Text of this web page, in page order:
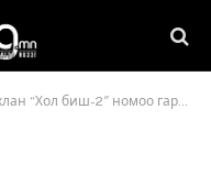
“Хол биш-2″ номоо гаргалаа